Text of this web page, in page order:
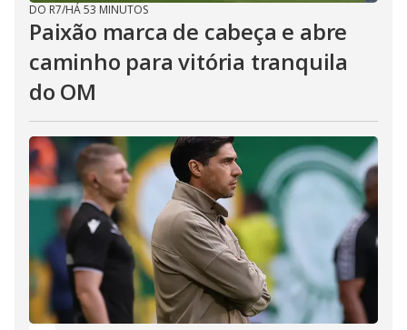
DO R7/HÁ 53 MINUTOS
Paixão marca de cabeça e abre
caminho para vitória tranquila
do OM